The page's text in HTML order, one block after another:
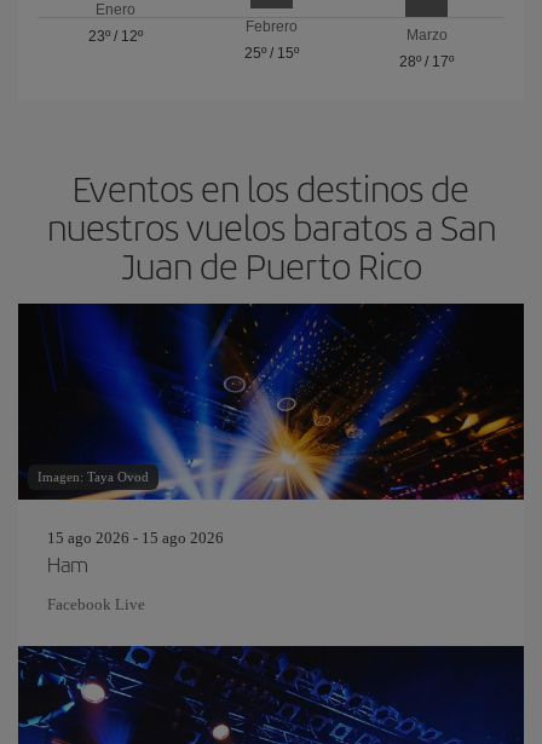
Enero
23º/ 12º
Febrero
25º/ 15º
Marzo
28º / 17º
Eventos en los destinos de
nuestros vuelos baratos a San
Juan de Puerto Rico
Imagen: Taya Ovod
15 ago 2026 - 15 ago 2026
Ham
Facebook Live